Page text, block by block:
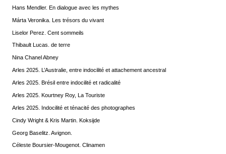
Hans Mendler. En dialogue avec les mythes
Márta Veronika. Les trésors du vivant
Liselor Perez. Cent sommeils
Thibault Lucas. de terre
Nina Chanel Abney
Arles 2025. L’Australie, entre indocilité et attachement ancestral
Arles 2025. Brésil entre indocilité et radicalité
Arles 2025. Kourtney Roy, La Touriste
Arles 2025. Indocilité et ténacité des photographes
Cindy Wright & Kris Martin. Koksijde
Georg Baselitz. Avignon.
Céleste Boursier-Mougenot. Clinamen